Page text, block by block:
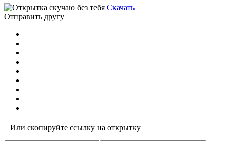
Скачать
Отправить другу
Или скопируйте ссылку на открытку